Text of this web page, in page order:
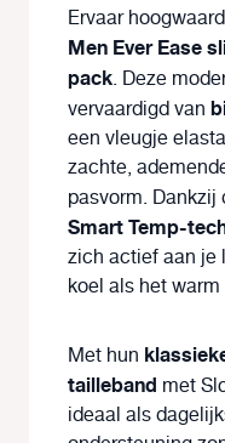
Ervaar
Men Ever Ease
pack. Deze
vervaardigd van
een vleugje
zachte,
pasvorm.
Smart Temp-
zich actief aan je
koel als het
Met hun
tailleband met
ideaal als